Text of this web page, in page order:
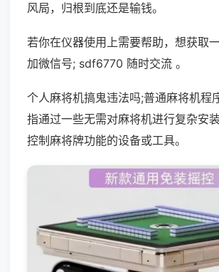
风局，归根到底还是输钱。
若你在仪器使用上需要帮助，想获取
加微信号; sdf6770 随时交流 。
个人麻将机搞鬼违法吗;普通麻将机程
指通过一些无需对麻将机进行复杂安
控制麻将牌功能的设备或工具。